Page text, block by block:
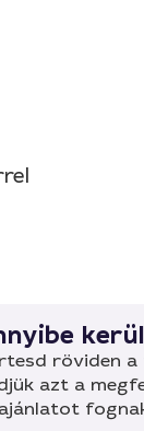
röviden
azt a